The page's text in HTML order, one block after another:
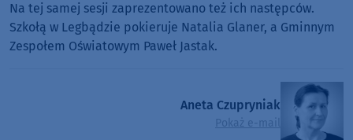
Na tej samej sesji zaprezentowano też ich następców.
Szkołą w Legbądzie pokieruje Natalia Glaner, a Gminnym
Zespołem Oświatowym Paweł Jastak.
Aneta Czupryniak
Pokaż e-mail